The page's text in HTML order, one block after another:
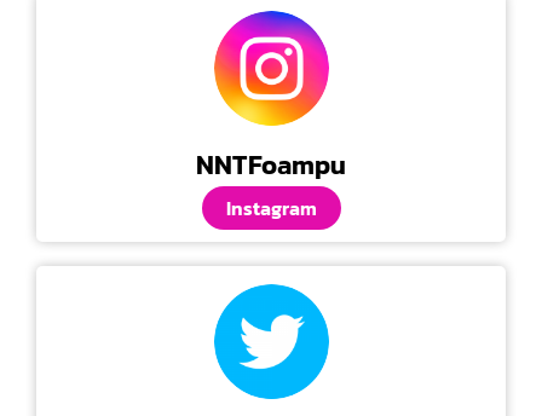
NNTFoampu
Instagram